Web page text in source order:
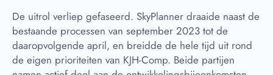
De uitrol verliep gefaseerd. SkyPlanner draaide naast de
bestaande processen van september 2023 tot de
daaropvolgende april, en breidde de hele tijd uit rond
de eigen prioriteiten van KJH-Comp. Beide partijen